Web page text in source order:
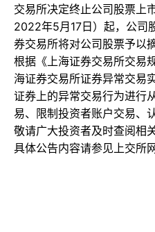
交易所决定终止公司股票上
2022年5月17日）起，公司
券交易所将对公司股票予以
根据《上海证券交易所交易
海证券交易所证券异常交易
证券上的异常交易行为进行
易、限制投资者账户交易、
敬请广大投资者及时查阅相
具体公告内容请参见上交